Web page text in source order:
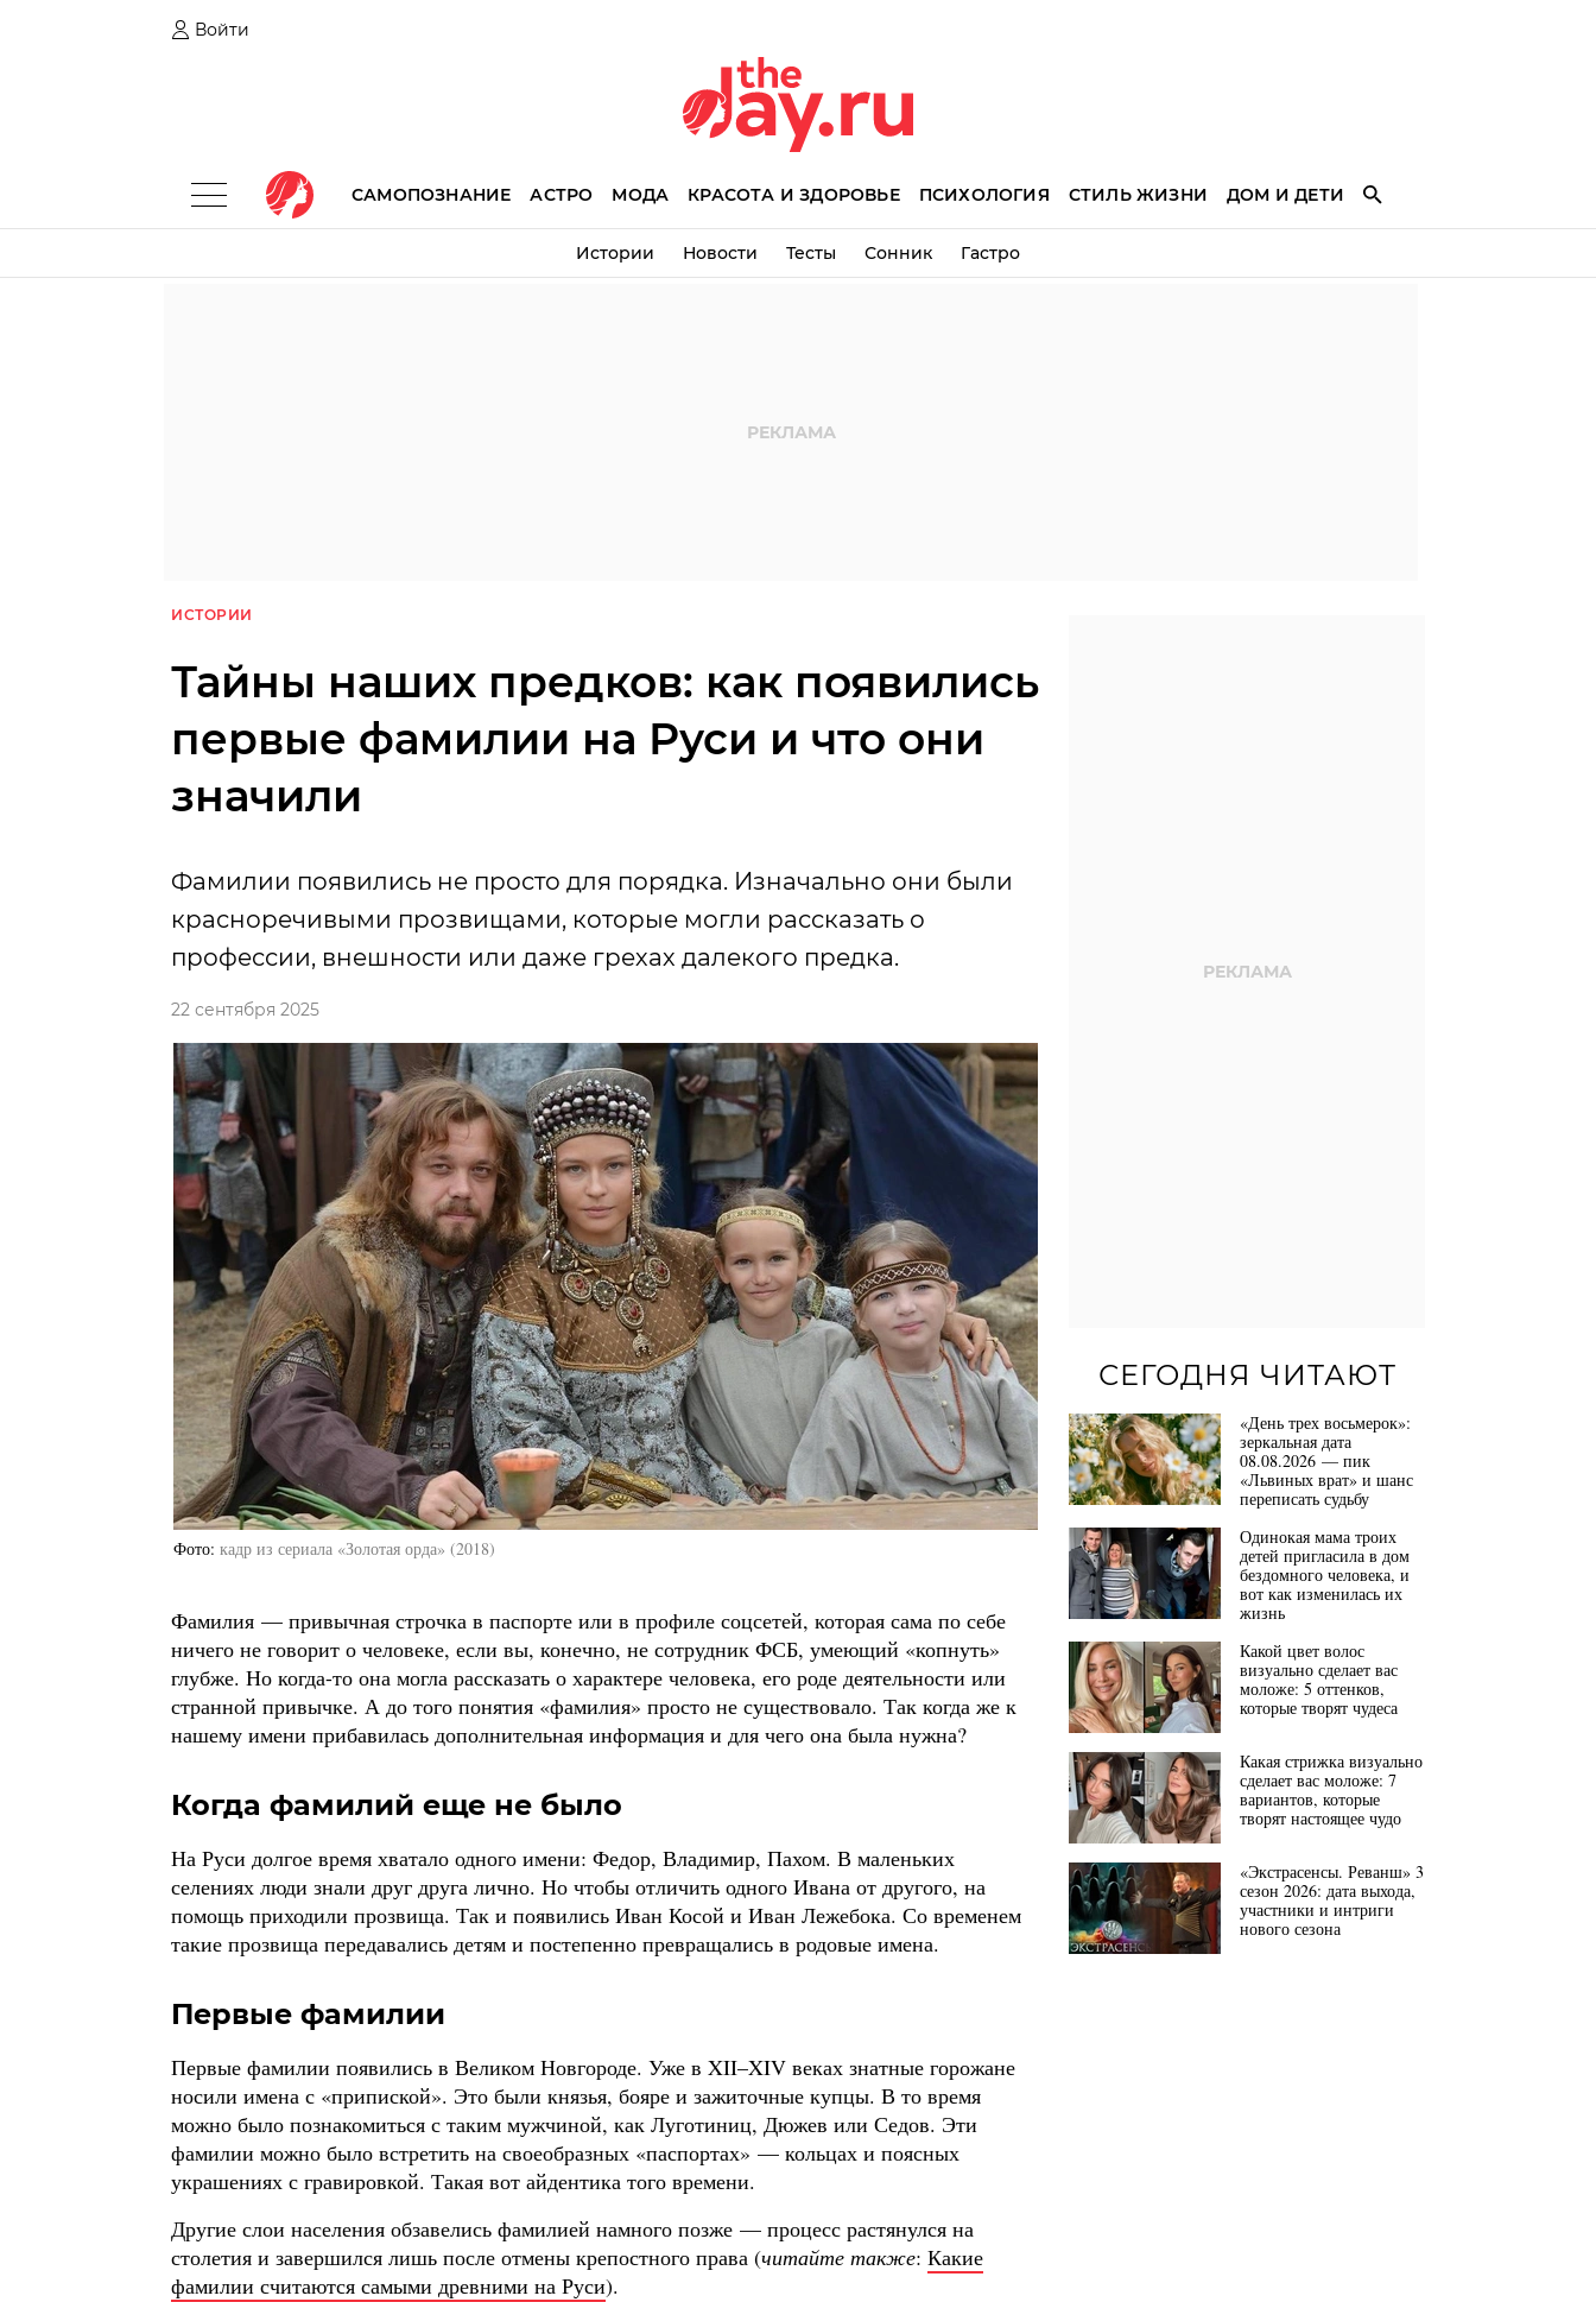
Войти
САМОПОЗНАНИЕ АСТРО МОДА КРАСОТА И ЗДОРОВЬЕ ПСИХОЛОГИЯ СТИЛЬ ЖИЗНИ ДОМ И ДЕТИ
Истории Новости Тесты Сонник Гастро
ИСТОРИИ
Тайны наших предков: как появились
первые фамилии на Руси и что они
значили
Фамилии появились не просто для порядка. Изначально они были
красноречивыми прозвищами, которые могли рассказать о
профессии, внешности или даже грехах далекого предка.
22 сентября 2025
Фото кадр из сериала «Золотая орда» (2018)
Фамилия — привычная строчка в паспорте или в профиле соцсетей, которая сама по себе
ничего не говорит о человеке, если вы, конечно, не сотрудник ФСБ, умеющий «копнуть»
глубже. Но когда-то она могла рассказать о характере человека, его роде деятельности или
странной привычке. А до того понятия «фамилия» просто не существовало. Так когда же к
нашему имени прибавилась дополнительная информация и для чего она была нужна?
Когда фамилий еще не было
На Руси долгое время хватало одного имени: Федор, Владимир, Пахом. В маленьких
селениях люди знали друг друга лично. Но чтобы отличить одного Ивана от другого, на
помощь приходили прозвища. Так и появились Иван Косой и Иван Лежебока. Со временем
такие прозвища передавались детям и постепенно превращались в родовые имена.
Первые фамилии
Первые фамилии появились в Великом Новгороде. Уже в XII–XIV веках знатные горожане
носили имена с «припиской». Это были князья, бояре и зажиточные купцы. В то время
можно было познакомиться с таким мужчиной, как Луготиниц, Дюжев или Седов. Эти
фамилии можно было встретить на своеобразных «паспортах» — кольцах и поясных
украшениях с гравировкой. Такая вот айдентика того времени.
Другие слои населения обзавелись фамилией намного позже — процесс растянулся на
столетия и завершился лишь после отмены крепостного права (читайте также: Какие
фамилии считаются самыми древними на Руси).
СЕГОДНЯ ЧИТАЮТ
«День трех восьмерок»:
зеркальная дата
08.08.2026 — пик
«Львиных врат» и шанс
переписать судьбу
Одинокая мама троих
детей пригласила в дом
бездомного человека, и
вот как изменилась их
жизнь
Какой цвет волос
визуально сделает вас
моложе: 5 оттенков,
которые творят чудеса
Какая стрижка визуально
сделает вас моложе: 7
вариантов, которые
творят настоящее чудо
«Экстрасенсы. Реванш» 3
сезон 2026: дата выхода,
участники и интриги
нового сезона